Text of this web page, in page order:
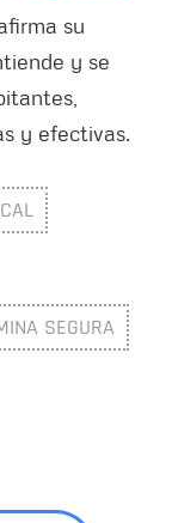
su
y se
y efectivas.
SEGURA